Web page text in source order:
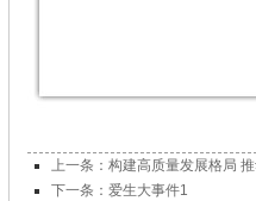
上一条：构建高质量发展格局
下一条：爱生大事件1